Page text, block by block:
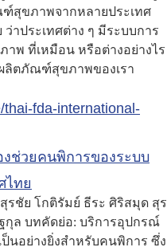
สุขภาพจากหลายประเทศ
าประเทศต่าง ๆ มีระบบการ
พ ที่เหมือน หรือต่างอย่างไร
ลิตภัณฑ์สุขภาพของเรา
thai-fda-international-
ช่วยคนพิการของระบบ
ไทย
รชัย โกติรัมย์ ธีระ ศิริสมุด สุร
กุล บทคัดย่อ: บริการอุปกรณ์
นอย่างยิ่งสำหรับคนพิการ ซึ่ง